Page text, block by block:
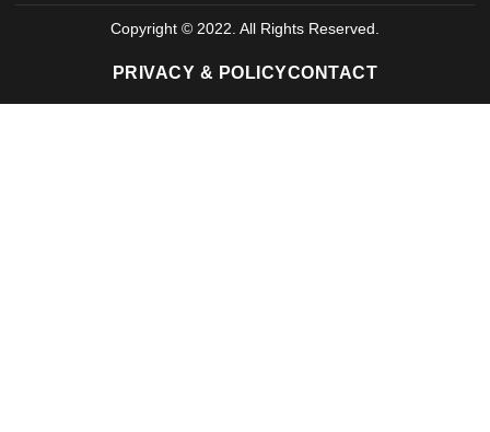
Copyright © 2022. All Rights Reserved.
PRIVACY & POLICYCONTACT